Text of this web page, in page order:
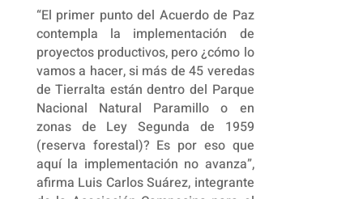
“El primer punto del Acuerdo de Paz
contempla la implementación de
proyectos productivos, pero ¿cómo lo
vamos a hacer, si más de 45 veredas
de Tierralta están dentro del Parque
Nacional Natural Paramillo o en
zonas de Ley Segunda de 1959
(reserva forestal)? Es por eso que
aquí la implementación no avanza”,
afirma Luis Carlos Suárez, integrante